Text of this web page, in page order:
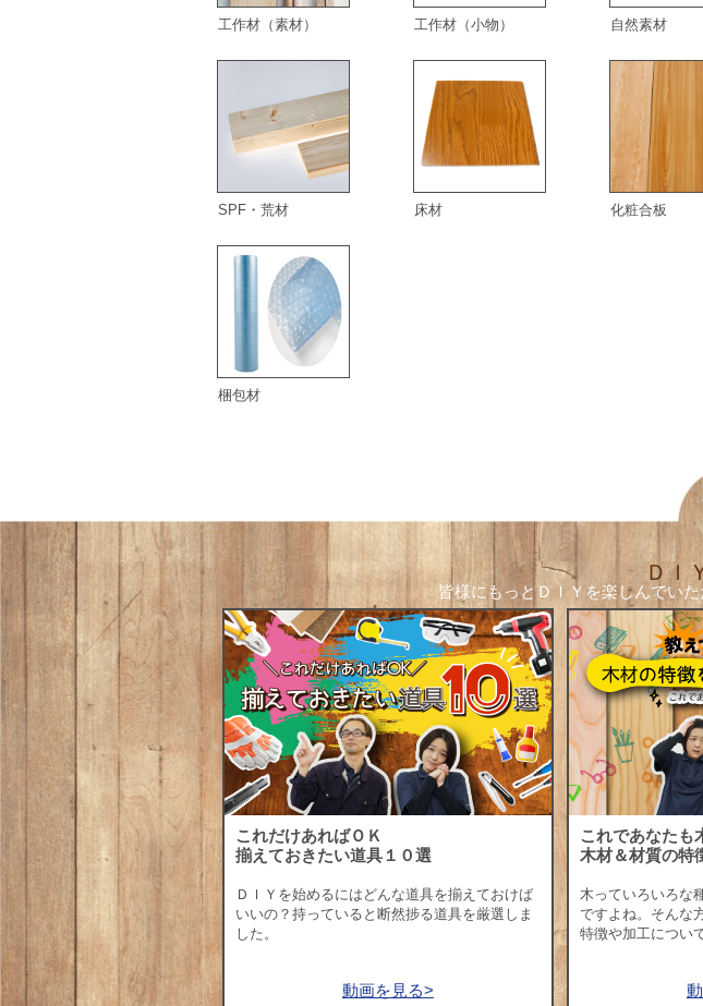
工作材（素材） 工作材（小物） 自然素材
SPF・荒材 床材 化粧合板
梱包材
ＤＩ
皆様にもっとＤＩＹを楽しんでい
これだけあればＯＫ
揃えておきたい道具１０選
ＤＩＹを始めるにはどんな道具を揃えておけば
いいの？持っていると断然捗る道具を厳選しま
した。
動画を見る>
これであなたも
木材＆材質の特
木っていろいろな
ですよね。そんな
特徴や加工につい